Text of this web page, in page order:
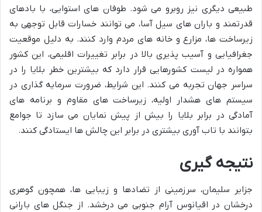
طبیعی دیگری نیز روبرو می شود. طوفان های استوایی، با بادهای
قدرتمند و باران های سیل آسا، می توانند خسارات قابل توجهی به
زیرساخت ها، مزارع و خانه های مردم وارد کنند. به دلیل موقعیت
جغرافیایی و آسیب پذیری بالا در برابر تغییرات اقلیمی، این کشور
همواره در لیست کشورهایی قرار دارد که بیشترین خطر بلایا را در
سراسر جهان تجربه می کنند. این شرایط، ضرورت سرمایه گذاری در
سیستم های هشدار اولیه، زیرساخت های مقاوم و برنامه های
آمادگی در برابر بلایا را بیش از پیش نمایان می سازد تا جوامع
بتوانند با تاب آوری بیشتری در برابر این چالش ها ایستادگی کنند.
نتیجه گیری
جزایر سلیمان، سرزمینی از تضادها و زیبایی ها، همچون گوهری
درخشان در اقیانوس آرام جنوبی می درخشد. از جنگل های بارانی